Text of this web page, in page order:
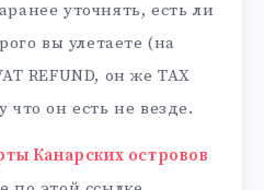
уточнять, есть ли
вы улетаете (на
REFUND, он же TAX
что он есть не везде.
Канарских островов